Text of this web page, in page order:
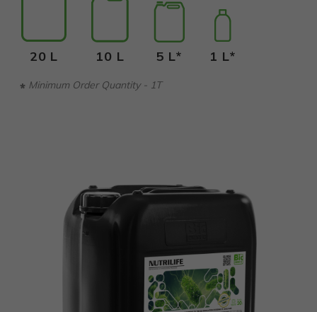
20 L 10 L 5 L* 1 L*
Minimum Order Quantity - 1T